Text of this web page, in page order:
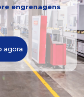
engrenagens
agora